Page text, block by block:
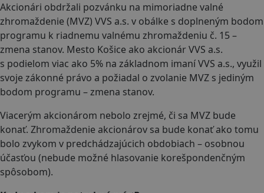
Akcionári obdržali pozvánku na mimoriadne valné
zhromaždenie (MVZ) VVS a.s. v obálke s doplneným bodom
programu k riadnemu valnému zhromaždeniu č. 15 –
zmena stanov. Mesto Košice ako akcionár VVS a.s.
s podielom viac ako 5% na základnom imaní VVS a.s., využil
svoje zákonné právo a požiadal o zvolanie MVZ s jediným
bodom programu – zmena stanov.
Viacerým akcionárom nebolo zrejmé, či sa MVZ bude
konať. Zhromaždenie akcionárov sa bude konať ako tomu
bolo zvykom v predchádzajúcich obdobiach – osobnou
účasťou (nebude možné hlasovanie korešpondenčným
spôsobom).